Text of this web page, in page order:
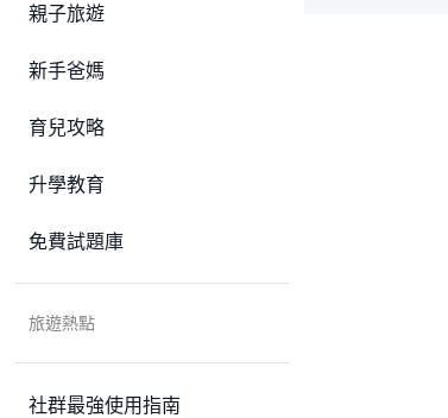
親子旅遊
新手爸媽
育兒攻略
升學教育
免費試題庫
旅遊熱點
社群最強使用指南